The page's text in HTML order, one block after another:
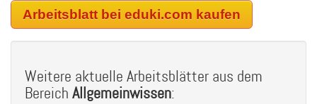
Arbeitsblatt bei eduki.com kaufen
Weitere aktuelle Arbeitsblätter aus dem
Bereich Allgemeinwissen: